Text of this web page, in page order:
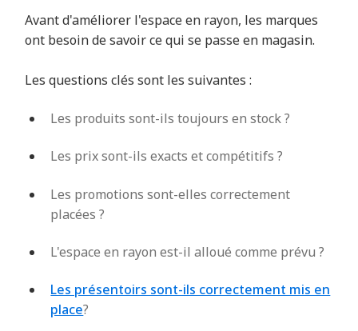
Avant d'améliorer l'espace en rayon, les marques
ont besoin de savoir ce qui se passe en magasin.
Les questions clés sont les suivantes :
Les produits sont-ils toujours en stock ?
Les prix sont-ils exacts et compétitifs ?
Les promotions sont-elles correctement
placées ?
L'espace en rayon est-il alloué comme prévu ?
Les présentoirs sont-ils correctement mis en
place?